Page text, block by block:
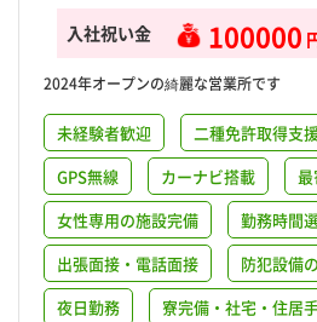
入社祝い金 100000
2024年オープンの綺麗な営業所です
未経験者歓迎 二種免許取得支
GPS無線
カーナビ搭載
女性専用の施設完備
勤務時間
出張面接・電話面接
防犯設備
夜日勤務
寮完備・社宅・住居